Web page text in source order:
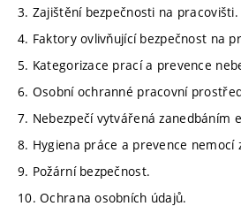
3. Zajištění bezpečnosti na pracovišti.
4. Faktory ovlivňující bezpečnost na
5. Kategorizace prací a prevence
6. Osobní ochranné pracovní
7. Nebezpečí vytvářená zanedbáním
8. Hygiena práce a prevence nemocí
9. Požární bezpečnost.
10. Ochrana osobních údajů.